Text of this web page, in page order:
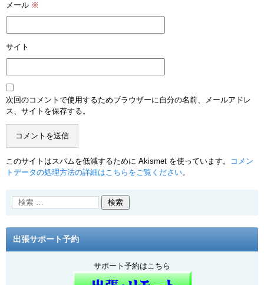
メール ※
サイト
次回のコメントで使用するためブラウザーに自分の名前、メールアドレ
ス、サイトを保存する。
このサイトはスパムを低減するために Akismet を使っています。
コメン
トデータの処理方法の詳細はこちらをご覧ください。
出張サポート予約
サポート予約はこちら